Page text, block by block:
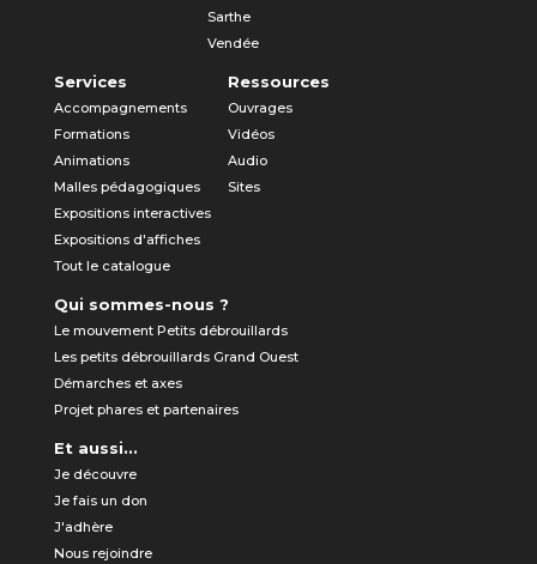
Sarthe
Vendée
Services
Accompagnements
Formations
Animations
Malles pédagogiques
Expositions interactives
Expositions d'affiches
Tout le catalogue
Ressources
Ouvrages
Vidéos
Audio
Sites
Qui sommes-nous ?
Le mouvement Petits débrouillards
Les petits débrouillards Grand Ouest
Démarches et axes
Projet phares et partenaires
Et aussi...
Je découvre
Je fais un don
J'adhère
Nous rejoindre